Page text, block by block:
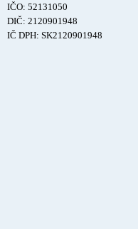
IČO: 52131050
DIČ: 2120901948
IČ DPH: SK2120901948